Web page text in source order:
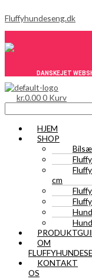
til
indholdet
Fluffyhundeseng.dk
DANSKEJET
kr.0.000 Kurv
HJEM
SHOP
cm
OM
KONTAKT
OS
ø
e
t
e
i
d
t
e
pris